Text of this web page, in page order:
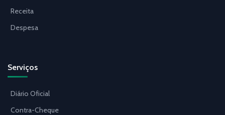
Receita
Despesa
Serviços
Diário Oficial
Contra-Cheque